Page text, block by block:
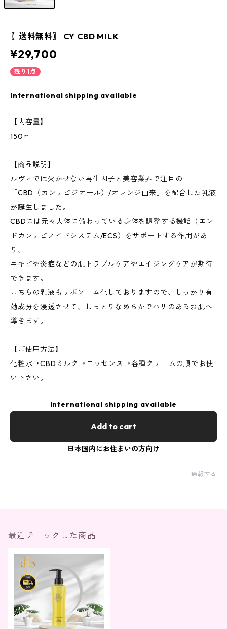
〖送料無料〗 CY CBD MILK
¥29,700
残り1点
International shipping available
【内容量】
150ｍｌ
【商品説明】
ルヴィでは欠かせない再生因子と美容業界で注目の
「CBD（カンナビジオール）/オレンジ由来」を配合した乳液
が誕生しました。
CBDには元々人体に備わっている身体を調整する機能（エン
ドカンナビノイドシステム/ECS）をサポートする作用があ
り、
ニキビや炎症などの肌トラブルケアやエイジングケアが期待
できます。
こちらの乳液もリポソーム化しておりますので、しっかり有
効成分を浸透させて、しっとりなめらかでハリのあるお肌へ
導きます。
【ご使用方法】
化粧水→CBDミルク→エッセンス→各種クリームの順でお使
い下さい。
International shipping available
Add to cart
日本国内にお住まいの方向け
通報する
最近チェックした商品